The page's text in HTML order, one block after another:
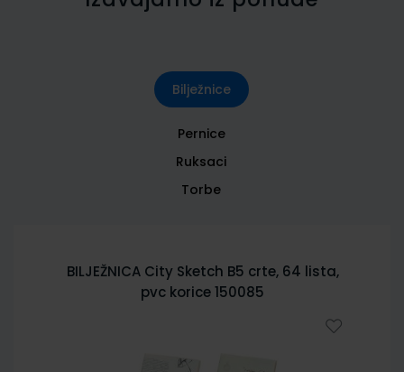
Bilježnice
Pernice
Ruksaci
Torbe
BILJEŽNICA City Sketch B5 crte, 64 lista,
pvc korice 150085